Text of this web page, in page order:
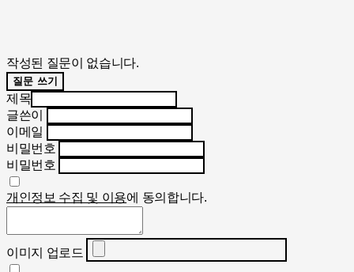
작성된 질문이 없습니다.
질문 쓰기
제목
글쓴이
이메일
비밀번호
비밀번호
개인정보 수집 및 이용에 동의합니다.
이미지 업로드